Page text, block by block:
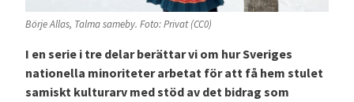
Börje Allas, Talma sameby. Foto: Privat (CC0)
I en serie i tre delar berättar vi om hur Sveriges
nationella minoriteter arbetat för att få hem stulet
samiskt kulturarv med stöd av det bidrag som